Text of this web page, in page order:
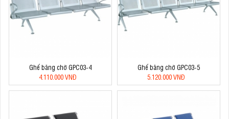
Ghế băng chờ GPC03-4
4.110.000 VNĐ
Ghế băng chờ GPC03-5
5.120.000 VNĐ